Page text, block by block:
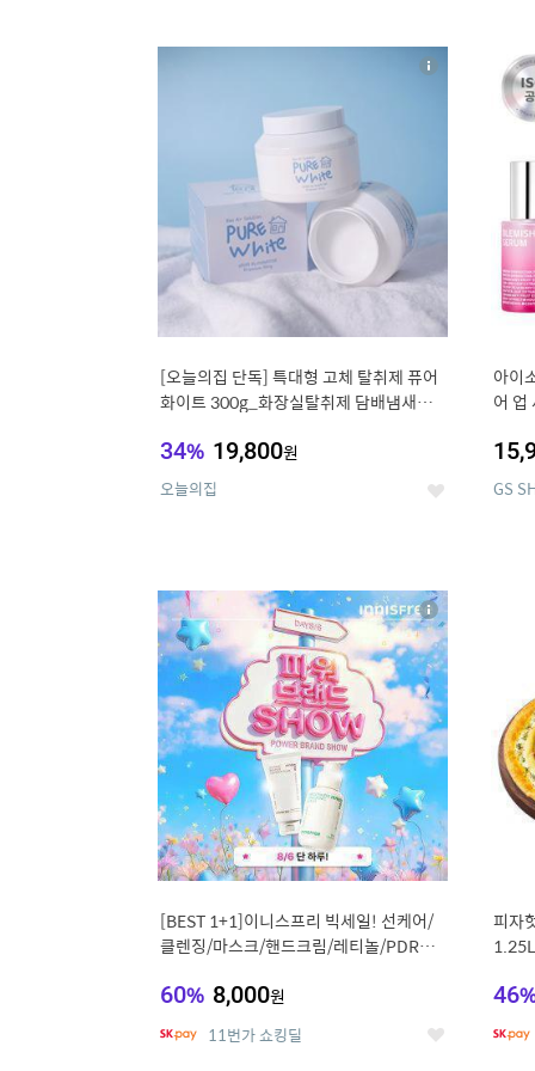
9
[오늘의집 단독] 특대형 고체 탈취제 퓨어
화이트 300g_화장실탈취제 담배냄새제
34% 19,800원
오늘의집 좋
상
아이
어 업
GS
13
[BEST 1+1]이니스프리 빅세일! 선케어/
클렌징/마스크/핸드크림/레티놀/PDRN/
60% 8,000원
11번가 쇼킹딜 좋
상
세
피자
1.25L
46